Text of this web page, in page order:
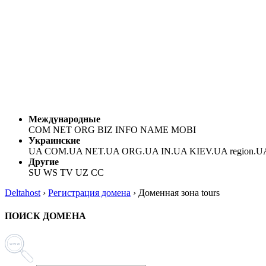
Международные
COM NET ORG BIZ INFO NAME MOBI
Украинские
UA COM.UA NET.UA ORG.UA IN.UA KIEV.UA
Другие
SU WS TV UZ CC
Deltahost › Регистрация домена › Доменная зона tours
ПОИСК ДОМЕНА